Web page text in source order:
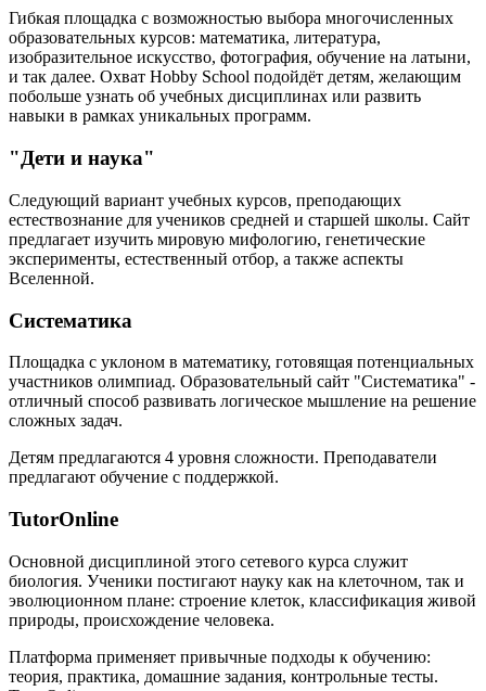
Гибкая площадка с возможностью выбора многочисленных
образовательных курсов: математика, литература,
изобразительное искусство, фотография, обучение на латыни,
и так далее. Охват Hobby School подойдёт детям, желающим
побольше узнать об учебных дисциплинах или развить
навыки в рамках уникальных программ.
"Дети и наука"
Следующий вариант учебных курсов, преподающих
естествознание для учеников средней и старшей школы. Сайт
предлагает изучить мировую мифологию, генетические
эксперименты, естественный отбор, а также аспекты
Вселенной.
Систематика
Площадка с уклоном в математику, готовящая потенциальных
участников олимпиад. Образовательный сайт "Систематика" -
отличный способ развивать логическое мышление на решение
сложных задач.
Детям предлагаются 4 уровня сложности. Преподаватели
предлагают обучение с поддержкой.
TutorOnline
Основной дисциплиной этого сетевого курса служит
биология. Ученики постигают науку как на клеточном, так и
эволюционном плане: строение клеток, классификация живой
природы, происхождение человека.
Платформа применяет привычные подходы к обучению:
теория, практика, домашние задания, контрольные тесты.